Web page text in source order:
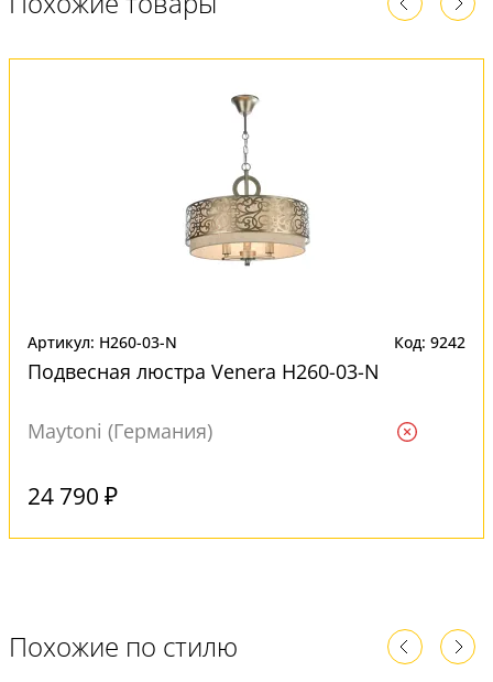
Артикул: H260-03-N Код: 9242
Подвесная люстра Venera H260-03-N
Maytoni (Германия)
24 790 ₽
Похожие по стилю